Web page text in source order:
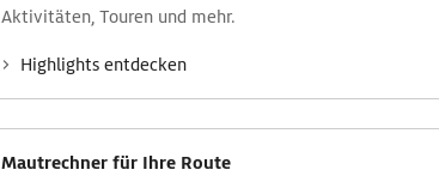
Aktivitäten, Touren und mehr.
Highlights entdecken
Mautrechner für Ihre Route